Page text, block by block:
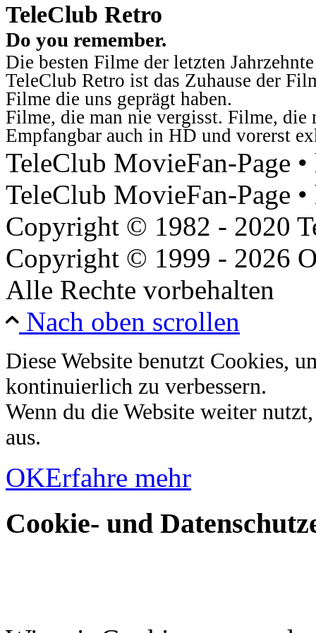
TeleClub Retro
Do you remember.
Die besten Filme der letzten
TeleClub Retro ist das Zuhause der
Filme die uns geprägt haben.
Filme, die man nie vergisst. Filme, die
Empfangbar auch in HD und vorerst
TeleClub MovieFan-Page
TeleClub MovieFan-Page
Copyright © 1982 - 2020
Copyright © 1999 - 2026
Alle Rechte vorbehalten
Nach oben scrollen
Diese Website benutzt Cookies,
kontinuierlich zu verbessern.
Wenn du die Website weiter
aus.
OKErfahre mehr
Cookie- und